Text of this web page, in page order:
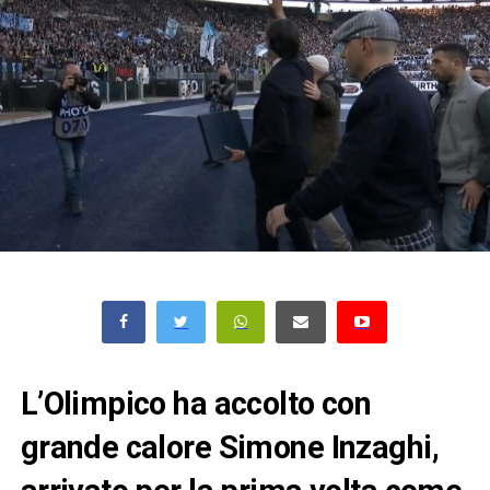
L’Olimpico ha accolto con
grande calore Simone Inzaghi,